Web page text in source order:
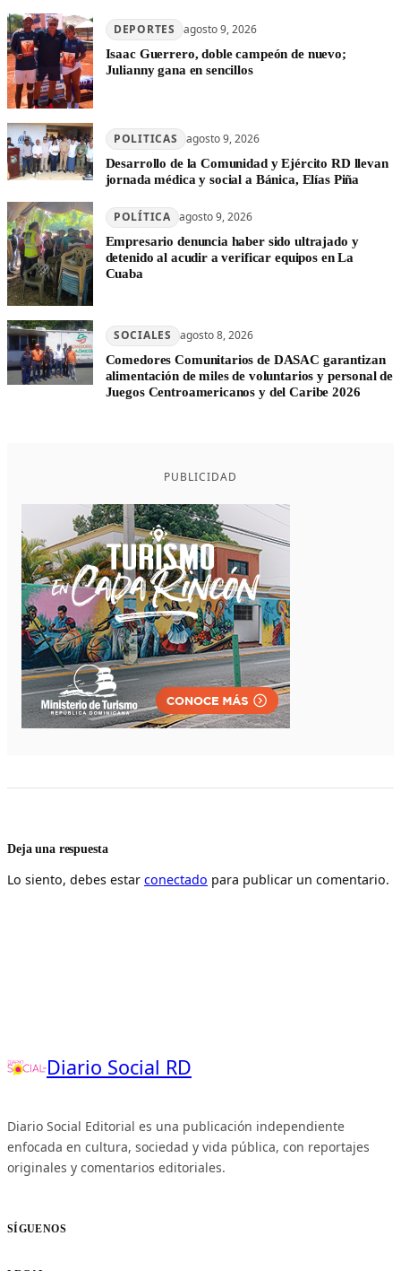
DEPORTES agosto 9, 2026
Isaac Guerrero, doble campeón de nuevo;
Julianny gana en sencillos
POLITICAS agosto 9, 2026
Desarrollo de la Comunidad y Ejército RD llevan
jornada médica y social a Bánica, Elías Piña
POLÍTICA agosto 9, 2026
Empresario denuncia haber sido ultrajado y
detenido al acudir a verificar equipos en La
Cuaba
SOCIALES agosto 8, 2026
Comedores Comunitarios de DASAC garantizan
alimentación de miles de voluntarios y personal de
Juegos Centroamericanos y del Caribe 2026
PUBLICIDAD
Deja una respuesta
Lo siento, debes estar conectado para publicar un comentario.
Diario Social RD
Diario Social Editorial es una publicación independiente
enfocada en cultura, sociedad y vida pública, con reportajes
originales y comentarios editoriales.
SÍGUENOS